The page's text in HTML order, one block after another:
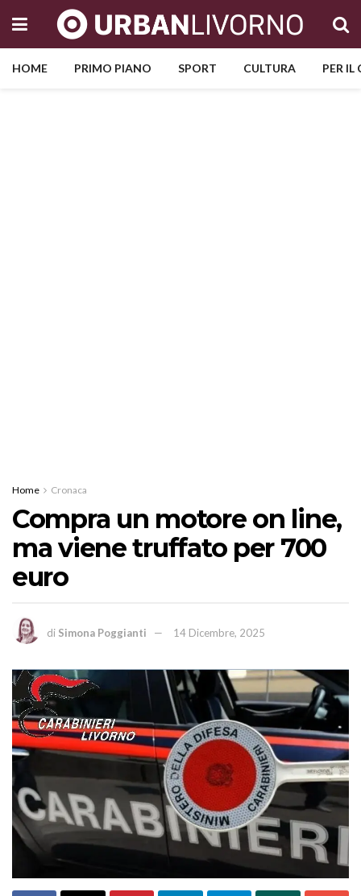
HOME PRIMO PIANO SPORT CULTURA PER
Home Cronaca
Compra un motore on line,
ma viene truffato per 700
euro
di Simona Poggianti 14 Dicembre, 2025